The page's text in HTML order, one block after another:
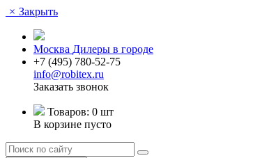
× Закрыть
Москва Дилеры в городе
+7 (495) 780-52-75
info@robitex.ru
Заказать звонок
Товаров: 0 шт
В корзине пусто